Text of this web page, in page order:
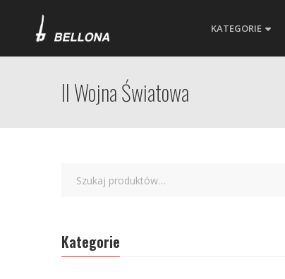
KATEGORIE
II Wojna Światowa
Kategorie